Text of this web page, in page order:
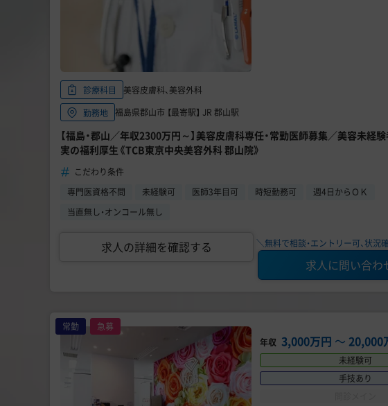
診療科目
美容皮膚科、美容外科
勤務地 福島県郡山市 【最寄駅】 JR 郡山駅
【福島・郡山／年収2300万円～】美容皮膚科専任・常勤医師募集／美容未経
実の福利厚生《TCB東京中央美容外科 郡山院》
こだわり条件
専門医資格不問
未経験可 医師3年目可 時短勤務可
週4日からＯＫ
当直無し・オンコール無し
求人の詳細を確認する ＼無料で相談・エントリー可、状況
求人に問い合わ
常勤
急募
年収 3,000万円 〜 20,000
未経験可
手技あり